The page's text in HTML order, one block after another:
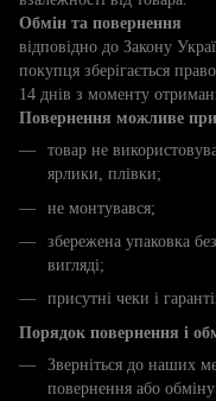
Обмін та повернення
відповідно до Закону
покупця зберігається
14 днів з моменту
Повернення можливе
товар не
ярлики, плівки;
не монтувався;
збережена упаковка
вигляді;
присутні чеки і
Порядок повернення і
Зверніться до наших
повернення або